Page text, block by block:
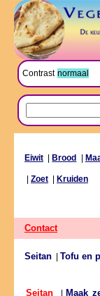
Contrast normaal
Eiwit Brood
Zoet Kruiden
Contact
Seitan Tofu en
Seitan Maak